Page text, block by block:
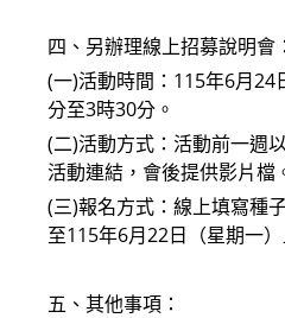
四、另辦理線上招募說明會
(一)活動時間：115年6月24
分至3時30分。
(二)活動方式：活動前一週
活動連結，會後提供影片檔
(三)報名方式：線上填寫種
至115年6月22日（星期一）
五、其他事項：